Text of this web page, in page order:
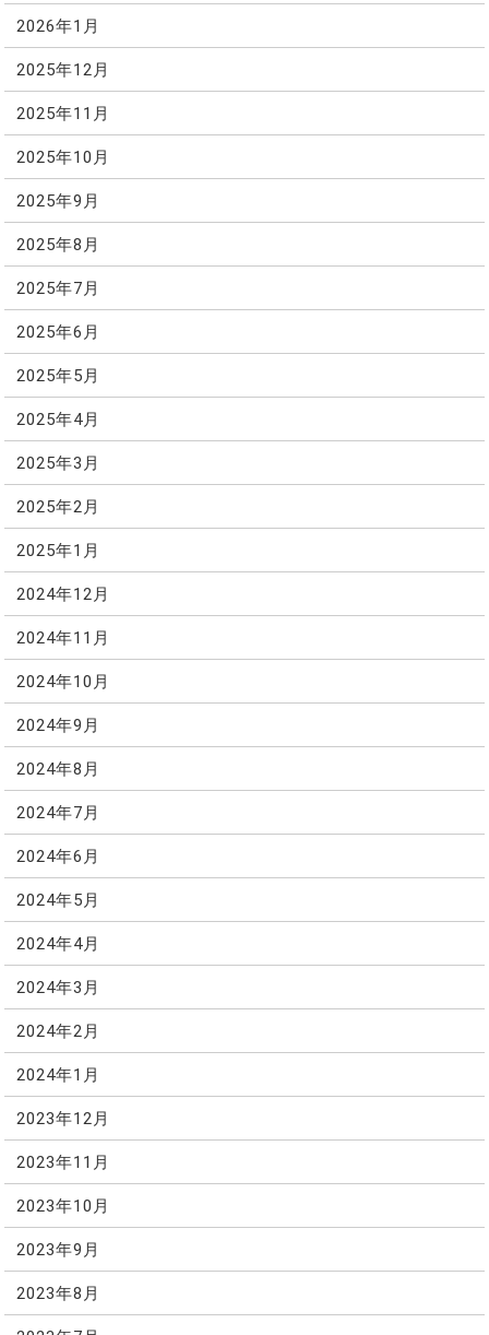
2026年1月
2025年12月
2025年11月
2025年10月
2025年9月
2025年8月
2025年7月
2025年6月
2025年5月
2025年4月
2025年3月
2025年2月
2025年1月
2024年12月
2024年11月
2024年10月
2024年9月
2024年8月
2024年7月
2024年6月
2024年5月
2024年4月
2024年3月
2024年2月
2024年1月
2023年12月
2023年11月
2023年10月
2023年9月
2023年8月